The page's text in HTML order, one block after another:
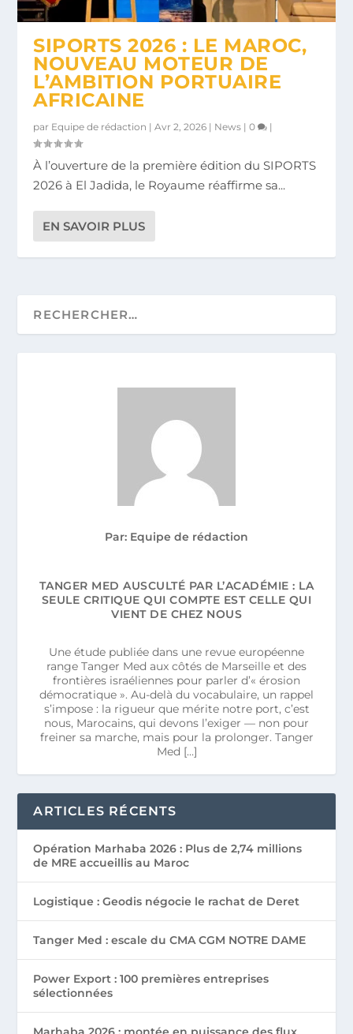
SIPORTS 2026 : LE MAROC,
NOUVEAU MOTEUR DE
L’AMBITION PORTUAIRE
AFRICAINE
par Equipe de rédaction |Avr 2, 2026 | News |0 |
À l’ouverture de la première édition du SIPORTS
2026 à El Jadida, le Royaume réaffirme sa...
EN SAVOIR PLUS
Par: Equipe de rédaction
TANGER MED AUSCULTÉ PAR L’ACADÉMIE : LA
SEULE CRITIQUE QUI COMPTE EST CELLE QUI
VIENT DE CHEZ NOUS
Une étude publiée dans une revue européenne
range Tanger Med aux côtés de Marseille et des
frontières israéliennes pour parler d’« érosion
démocratique ». Au-delà du vocabulaire, un rappel
s’impose : la rigueur que mérite notre port, c’est
nous, Marocains, qui devons l’exiger — non pour
freiner sa marche, mais pour la prolonger. Tanger
Med […]
ARTICLES RÉCENTS
Opération Marhaba 2026 : Plus de 2,74 millions
de MRE accueillis au Maroc
Logistique : Geodis négocie le rachat de Deret
Tanger Med : escale du CMA CGM NOTRE DAME
Power Export : 100 premières entreprises
sélectionnées